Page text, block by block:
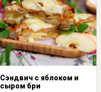
Сэндвич с яблоком и
сыром бри